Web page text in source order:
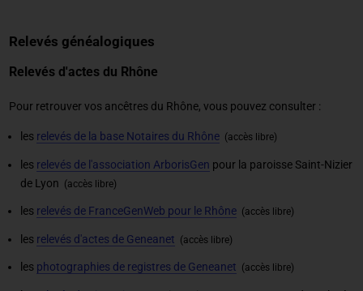
Relevés généalogiques
Relevés d'actes du Rhône
Pour retrouver vos ancêtres du Rhône, vous pouvez consulter :
les relevés de la base Notaires du Rhône (accès libre)
les relevés de l'association ArborisGen pour la paroisse Saint-Nizier
de Lyon (accès libre)
les relevés de FranceGenWeb pour le Rhône (accès libre)
les relevés d'actes de Geneanet (accès libre)
les photographies de registres de Geneanet (accès libre)